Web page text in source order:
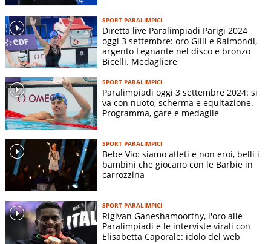
SPORT PARALIMPICI
Diretta live Paralimpiadi Parigi 2024
oggi 3 settembre: oro Gilli e Raimondi,
argento Legnante nel disco e bronzo
Bicelli. Medagliere
SPORT PARALIMPICI
Paralimpiadi oggi 3 settembre 2024: si
va con nuoto, scherma e equitazione.
Programma, gare e medaglie
SPORT PARALIMPICI
Bebe Vio: siamo atleti e non eroi, belli i
bambini che giocano con le Barbie in
carrozzina
SPORT PARALIMPICI
Rigivan Ganeshamoorthy, l'oro alle
Paralimpiadi e le interviste virali con
Elisabetta Caporale: idolo del web